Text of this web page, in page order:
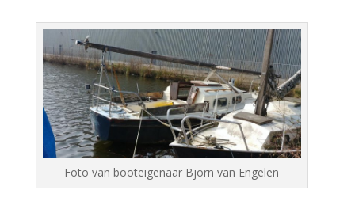
Foto van booteigenaar Bjorn van Engelen